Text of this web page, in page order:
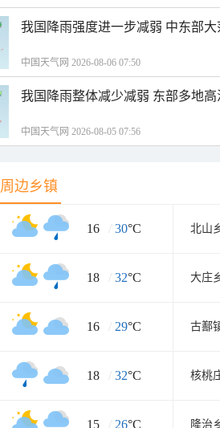
我国降雨强度进一步减弱 中东部
中国天气网 2026-08-06 07:50
我国降雨整体减少减弱 东部多地
中国天气网 2026-08-05 07:56
周边乡镇
16 / 30°C 北山
18 / 32°C 大庄
16 / 29°C 古鄯
18 / 32°C 核桃
15 / 26°C 隆治